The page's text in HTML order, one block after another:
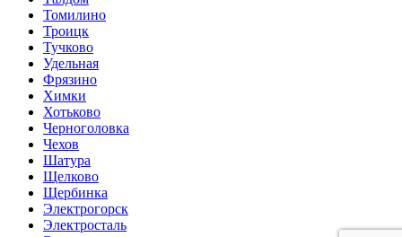
Томилино
Троицк
Тучково
Удельная
Фрязино
Химки
Хотьково
Черноголовка
Чехов
Шатура
Щелково
Щербинка
Электрогорск
Электросталь